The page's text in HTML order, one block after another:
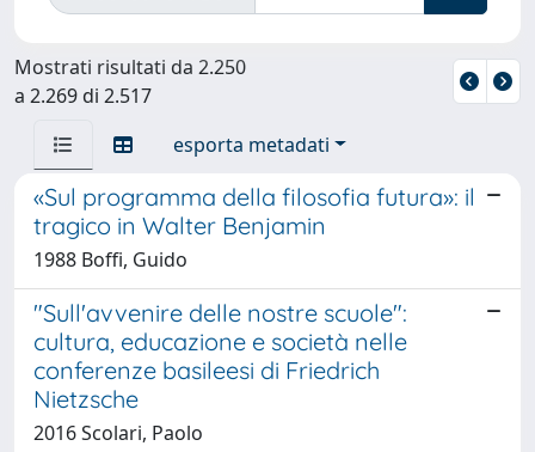
Mostrati risultati da 2.250
a 2.269 di 2.517
esporta metadati
«Sul programma della filosofia futura»: il
tragico in Walter Benjamin
1988 Boffi, Guido
"Sull'avvenire delle nostre scuole":
cultura, educazione e società nelle
conferenze basileesi di Friedrich
Nietzsche
2016 Scolari, Paolo